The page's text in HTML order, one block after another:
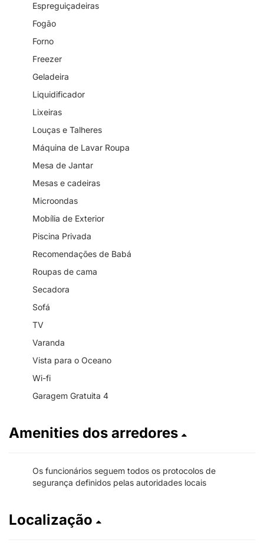
Espreguiçadeiras
Fogão
Forno
Freezer
Geladeira
Liquidificador
Lixeiras
Louças e Talheres
Máquina de Lavar Roupa
Mesa de Jantar
Mesas e cadeiras
Microondas
Mobília de Exterior
Piscina Privada
Recomendações de Babá
Roupas de cama
Secadora
Sofá
TV
Varanda
Vista para o Oceano
Wi-fi
Garagem Gratuita 4
Amenities dos arredores
Os funcionários seguem todos os protocolos de
segurança definidos pelas autoridades locais
Localização